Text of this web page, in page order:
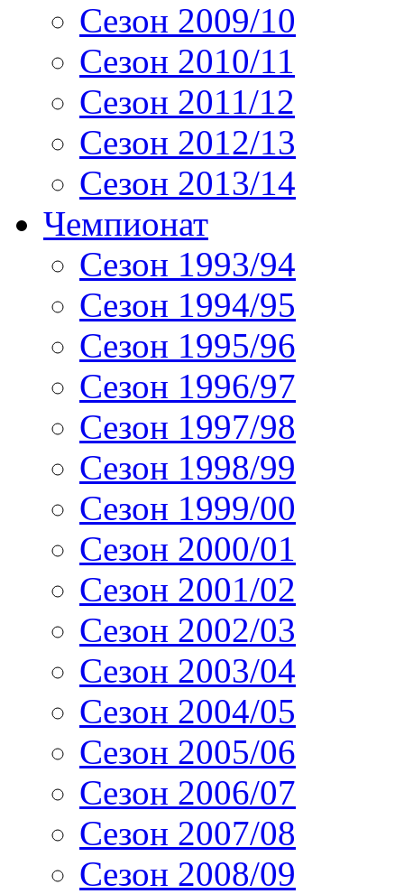
Сезон 2009/10
Сезон 2010/11
Сезон 2011/12
Сезон 2012/13
Сезон 2013/14
Чемпионат
Сезон 1993/94
Сезон 1994/95
Сезон 1995/96
Сезон 1996/97
Сезон 1997/98
Сезон 1998/99
Сезон 1999/00
Сезон 2000/01
Сезон 2001/02
Сезон 2002/03
Сезон 2003/04
Сезон 2004/05
Сезон 2005/06
Сезон 2006/07
Сезон 2007/08
Сезон 2008/09